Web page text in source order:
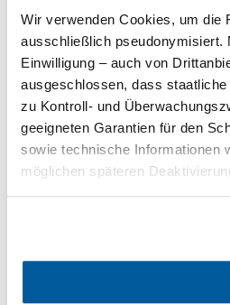
Wir verwenden Cookies, um die
ausschließlich pseudonymisiert.
Einwilligung – auch von
ausgeschlossen, dass
zu Kontroll- und
geeigneten Garantien für den
sowie technische Informationen
möglichen späteren